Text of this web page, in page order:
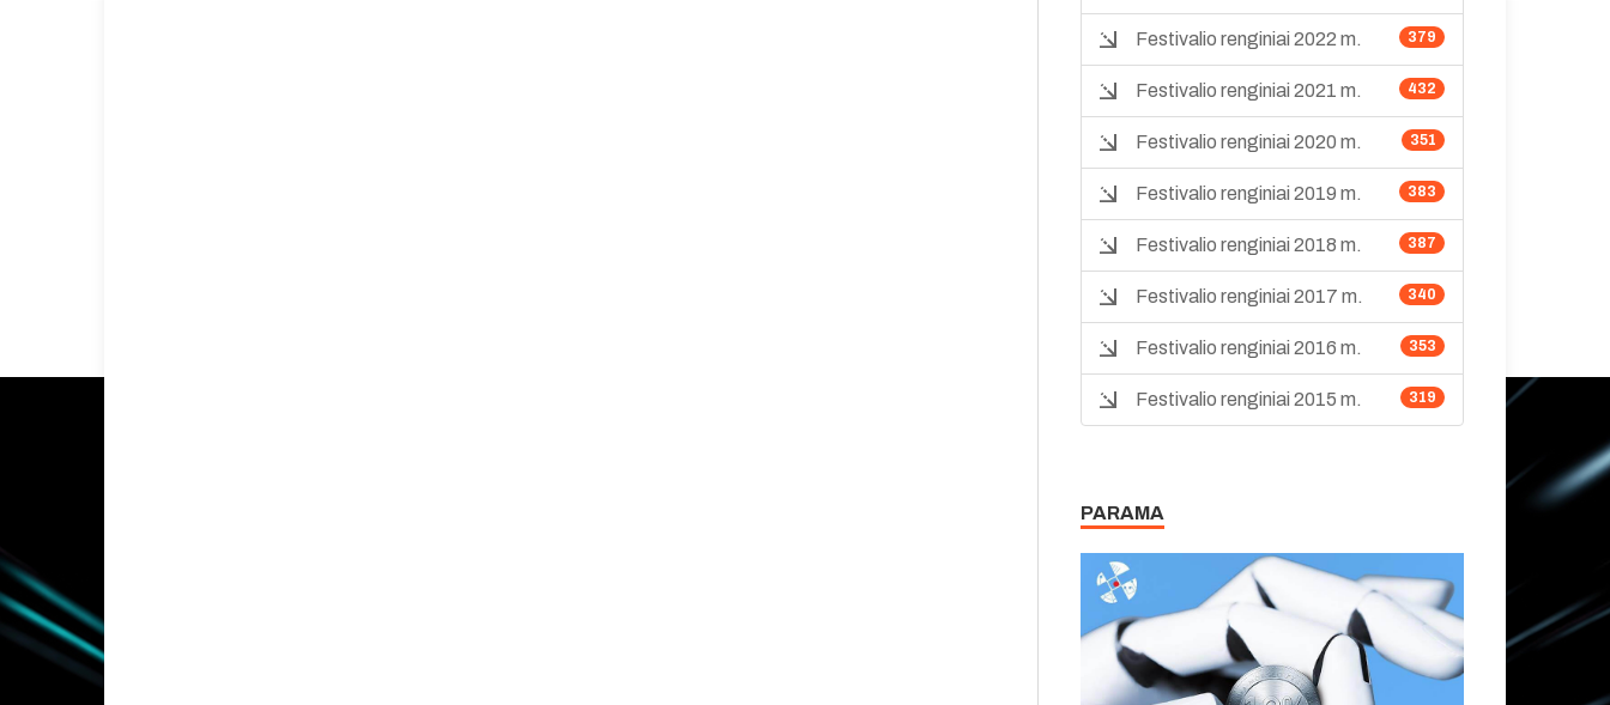
379
Festivalio renginiai 2022 m.
432
Festivalio renginiai 2021 m.
351
Festivalio renginiai 2020 m.
383
Festivalio renginiai 2019 m.
387
Festivalio renginiai 2018 m.
340
Festivalio renginiai 2017 m.
353
Festivalio renginiai 2016 m.
319
Festivalio renginiai 2015 m.
PARAMA